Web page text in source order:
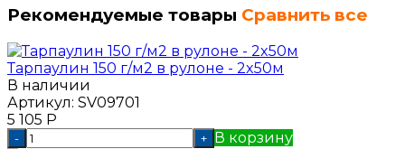
Рекомендуемые товары Сравнить все
Тарпаулин 150 г/м2 в рулоне - 2x50м
В наличии
Артикул: SV09701
5 105 Р
- + В корзину